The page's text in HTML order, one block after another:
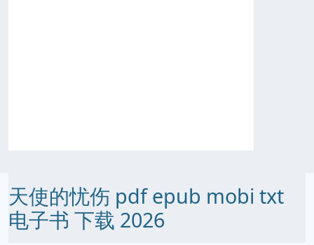
天使的忧伤 pdf epub mobi txt
电子书 下载 2026